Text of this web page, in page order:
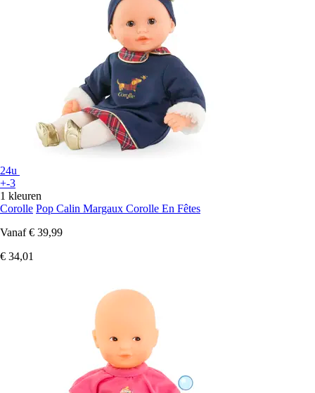
24u
+-3
1 kleuren
Corolle Pop Calin Margaux Corolle En Fêtes
Vanaf € 39,99
€ 34,01